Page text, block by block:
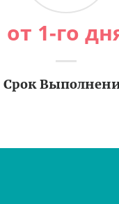
от 1-го
Срок